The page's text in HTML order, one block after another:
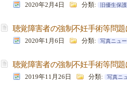
2020年2月4日 分類: 旧優生保
聴覚障害者の強制不妊手術等問
2020年1月6日 分類: 写真ニュー
聴覚障害者の強制不妊手術等問
2019年11月26日 分類: 写真ニ